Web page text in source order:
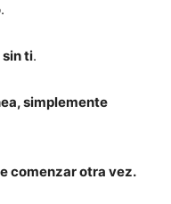
.
sin ti.
simplemente
comenzar otra vez.